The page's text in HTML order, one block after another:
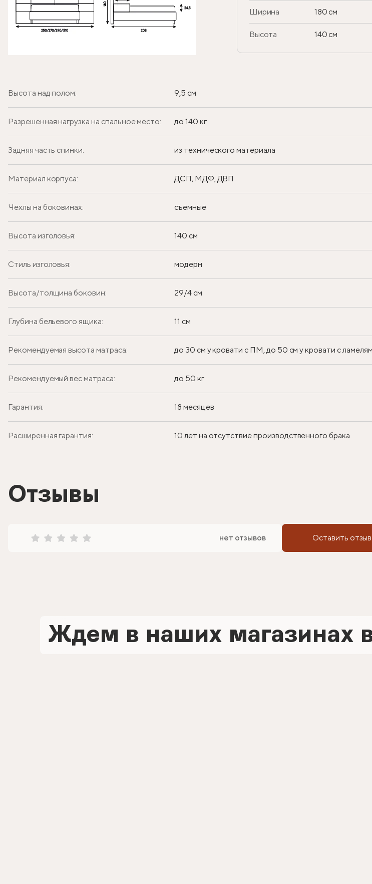
Ширина 180 см
Высота 140 см
Высота над полом: 9,5 см
Разрешенная нагрузка на спальное место: до 140 кг
Задняя часть спинки: из технического материала
Материал корпуса: ДСП, МДФ, ДВП
Чехлы на боковинах: съемные
Высота изголовья: 140 см
Стиль изголовья: модерн
Высота/толщина боковин: 29/4 см
Глубина бельевого ящика: 11 см
Рекомендуемая высота матраса: до 30 см у кровати с ПМ, до 50 см у кровати с
Рекомендуемый вес матраса: до 50 кг
Гарантия: 18 месяцев
Расширенная гарантия: 10 лет на отсутствие производственного брака
Отзывы
нет отзывов Оставить отзыв
Ждем в наших магазинах